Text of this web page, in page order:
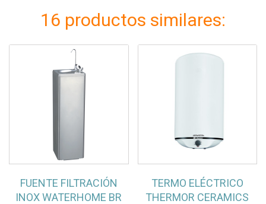
16 productos similares:
FUENTE FILTRACIÓN
INOX WATERHOME BR
TERMO ELÉCTRICO
THERMOR CERAMICS